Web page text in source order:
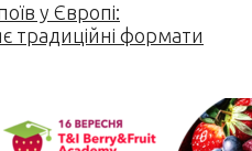
у Європі:
традиційні формати